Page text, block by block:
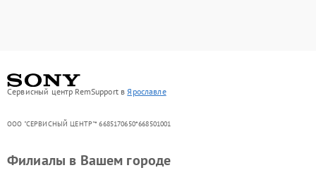
Сервисный центр RemSupport в Ярославле
ООО "СЕРВИСНЫЙ ЦЕНТР"* 6685170650*668501001
Филиалы в Вашем городе